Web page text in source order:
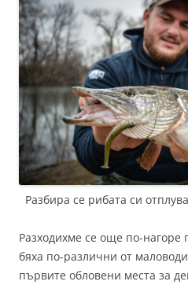
Разбира се рибата си
Разходихме се още по-нагоре
бяха по-различни от
първите обловени места за